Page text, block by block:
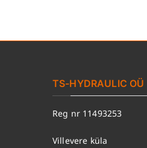
TS-HYDRAULIC OÜ
Reg nr 11493253
Villevere küla